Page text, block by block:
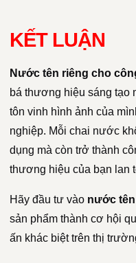
KẾT LUẬN
Nước tên riêng cho
bá thương hiệu sáng tạo
tôn vinh hình ảnh của
nghiệp. Mỗi chai nước
dụng mà còn trở thành
thương hiệu của bạn lan
Hãy đầu tư vào nước
sản phẩm thành cơ hội
ấn khác biệt trên thị